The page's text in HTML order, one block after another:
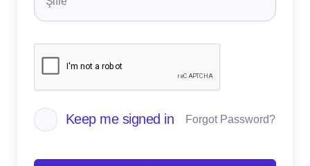
Keep me signed in Forgot Password?